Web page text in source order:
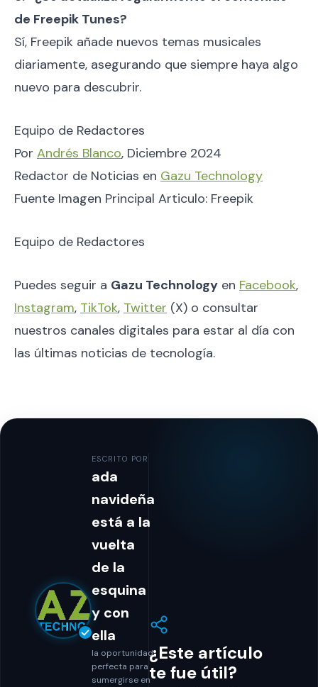
de Freepik Tunes?
Sí, Freepik añade nuevos temas musicales
diariamente, asegurando que siempre haya algo
nuevo para descubrir.
Equipo de Redactores
Por Andrés Blanco, Diciembre 2024
Redactor de Noticias en Gazu Technology
Fuente Imagen Principal Articulo: Freepik
Equipo de Redactores
Puedes seguir a Gazu Technology en Facebook,
Instagram, TikTok, Twitter (X) o consultar
nuestros canales digitales para estar al día con
las últimas noticias de tecnología.
ESCRITO POR
ada
navideña
está a la
vuelta
de la
esquina
y con
ella
la oportunidad
perfecta para
sumergirse en
¿Este artículo
te fue útil?